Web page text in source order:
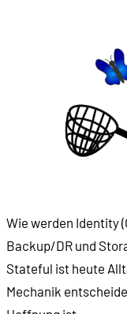
Wie werden Identity
Backup/DR und
Stateful ist heute
Mechanik